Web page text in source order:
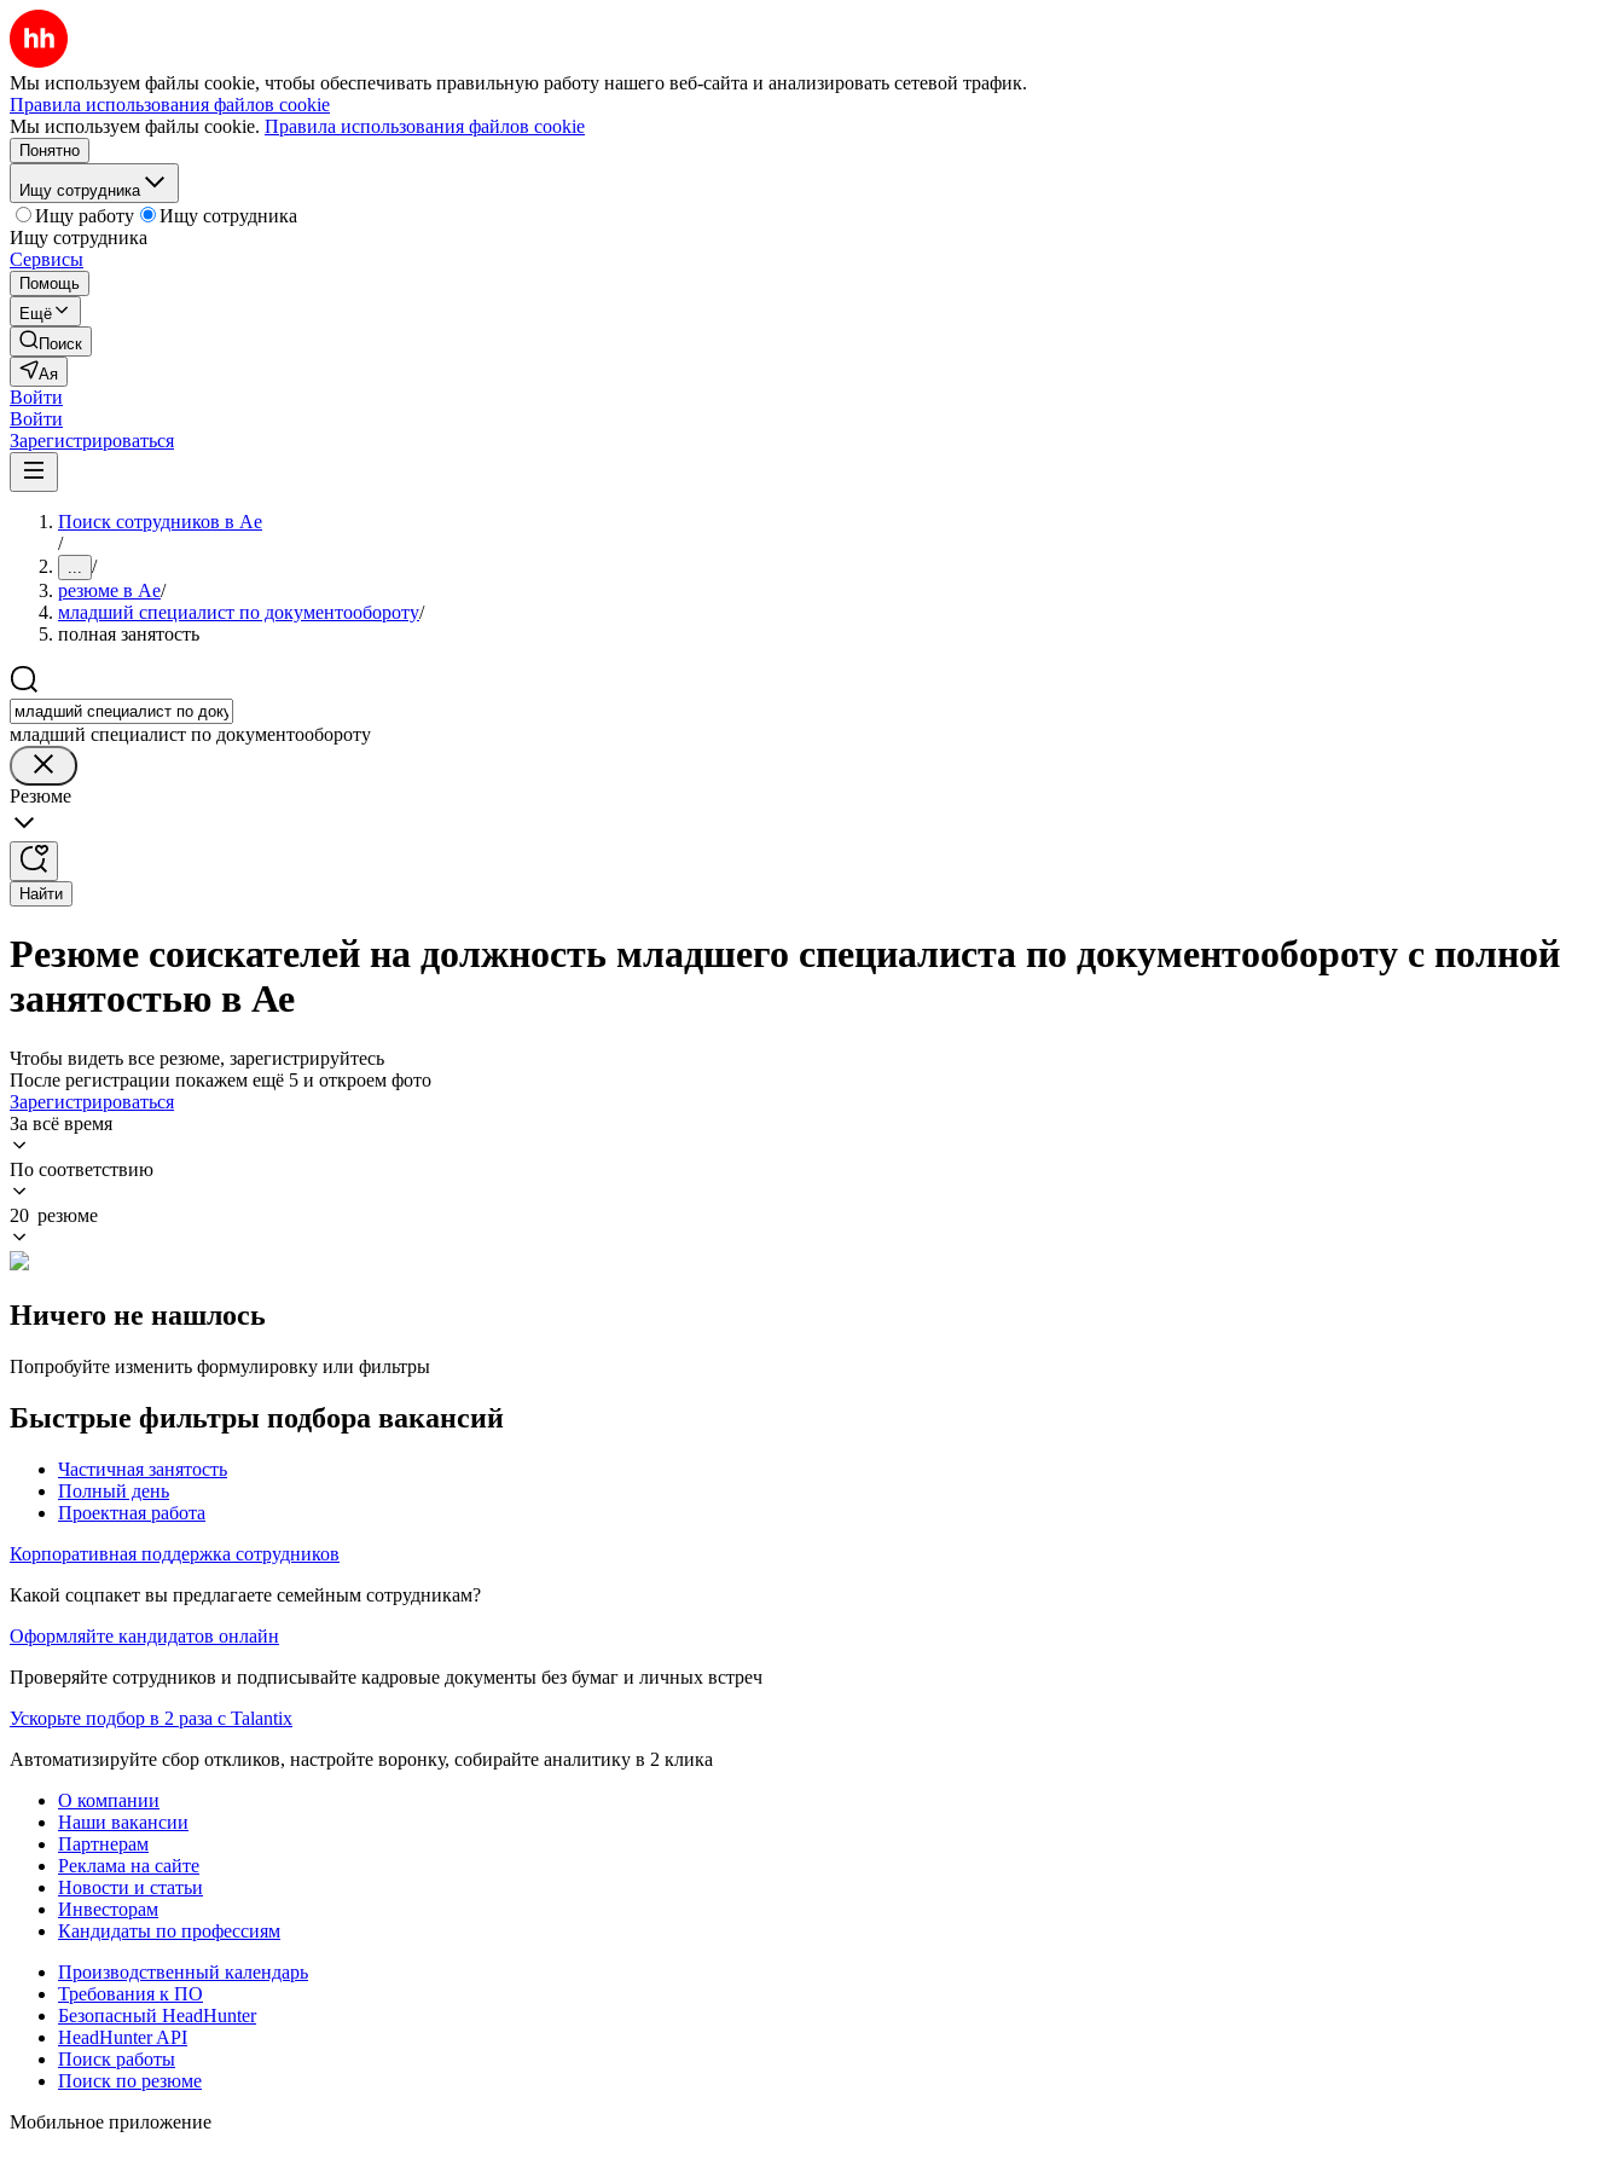
Мы используем файлы cookie, чтобы обеспечивать правильную работу нашего веб-сайта и анализировать сетевой трафик.
Правила использования файлов cookie
Мы используем файлы cookie. Правила использования файлов cookie
Понятно
Ищу сотрудника
Ищу работу
Ищу сотрудника
Ищу сотрудника
Сервисы
Помощь
Ещё
Поиск
Ая
Войти
Войти
Зарегистрироваться
Поиск сотрудников в Ае
/
... /
резюме в Ае/
младший специалист по документообороту/
полная занятость
младший специалист по документообороту
Резюме
Найти
Резюме соискателей на должность младшего специалиста по документообороту с полной
занятостью в Ае
Чтобы видеть все резюме, зарегистрируйтесь
После регистрации покажем ещё 5 и откроем фото
Зарегистрироваться
За всё время
По соответствию
20 резюме
Ничего не нашлось
Попробуйте изменить формулировку или фильтры
Быстрые фильтры подбора вакансий
Частичная занятость
Полный день
Проектная работа
Корпоративная поддержка сотрудников
Какой соцпакет вы предлагаете семейным сотрудникам?
Оформляйте кандидатов онлайн
Проверяйте сотрудников и подписывайте кадровые документы без бумаг и личных встреч
Ускорьте подбор в 2 раза с Talantix
Автоматизируйте сбор откликов, настройте воронку, собирайте аналитику в 2 клика
О компании
Наши вакансии
Партнерам
Реклама на сайте
Новости и статьи
Инвесторам
Кандидаты по профессиям
Производственный календарь
Требования к ПО
Безопасный HeadHunter
HeadHunter API
Поиск работы
Поиск по резюме
Мобильное приложение